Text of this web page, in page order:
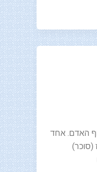
האדם. אחד
(סוכר)